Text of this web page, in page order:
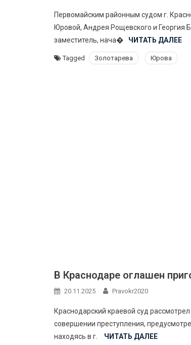
Первомайским районным судом г.
Юровой, Андрея Рощевского и Георгия
заместитель, нача�
ЧИТАТЬ ДАЛЕЕ
Tagged Золотарева Юрова
В Краснодаре оглашен
20.11.2025 Pravokr2020
Краснодарский краевой суд
совершении преступления,
находясь в г.
ЧИТАТЬ ДАЛЕЕ